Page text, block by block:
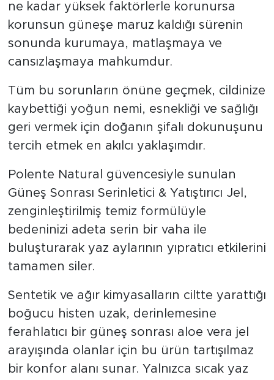
ne kadar yüksek faktörlerle korunursa
korunsun güneşe maruz kaldığı sürenin
sonunda kurumaya, matlaşmaya ve
cansızlaşmaya mahkumdur.
Tüm bu sorunların önüne geçmek, cildinize
kaybettiği yoğun nemi, esnekliği ve sağlığı
geri vermek için doğanın şifalı dokunuşunu
tercih etmek en akılcı yaklaşımdır.
Polente Natural güvencesiyle sunulan
Güneş Sonrası Serinletici & Yatıştırıcı Jel,
zenginleştirilmiş temiz formülüyle
bedeninizi adeta serin bir vaha ile
buluşturarak yaz aylarının yıpratıcı etkilerini
tamamen siler.
Sentetik ve ağır kimyasalların ciltte yarattığı
boğucu histen uzak, derinlemesine
ferahlatıcı bir güneş sonrası aloe vera jel
arayışında olanlar için bu ürün tartışılmaz
bir konfor alanı sunar. Yalnızca sıcak yaz